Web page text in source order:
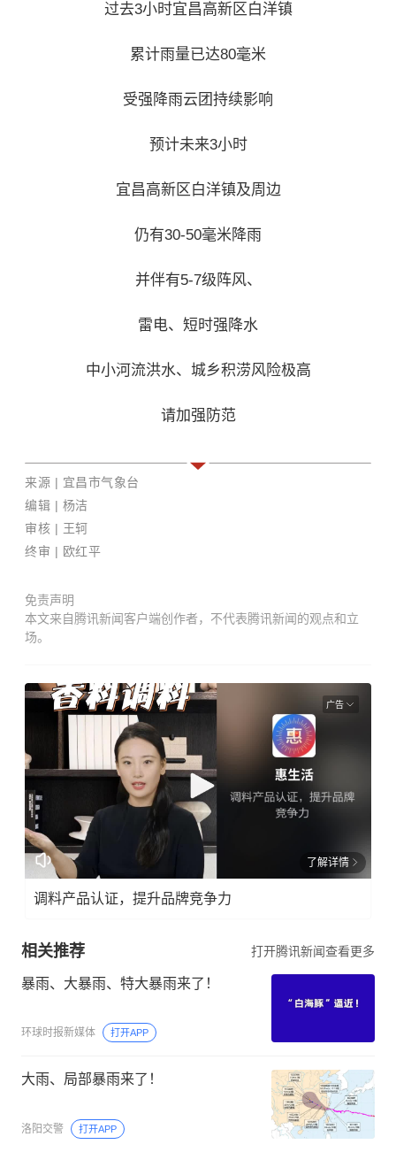
过去3小时宜昌高新区白洋镇
累计雨量已达80毫米
受强降雨云团持续影响
预计未来3小时
宜昌高新区白洋镇及周边
仍有30-50毫米降雨
并伴有5-7级阵风、
雷电、短时强降水
中小河流洪水、城乡积涝风险极高
请加强防范
来源 | 宜昌市气象台
编辑 | 杨洁
审核 | 王轲
终审 | 欧红平
免责声明
本文来自腾讯新闻客户端创作者，不代表腾讯新闻的观点和立
场。
广告
了解详情
调料产品认证，提升品牌竞争力
相关推荐 打开腾讯新闻查看更多
暴雨、大暴雨、特大暴雨来了！
环球时报新媒体 打开APP
大雨、局部暴雨来了！
洛阳交警 打开APP